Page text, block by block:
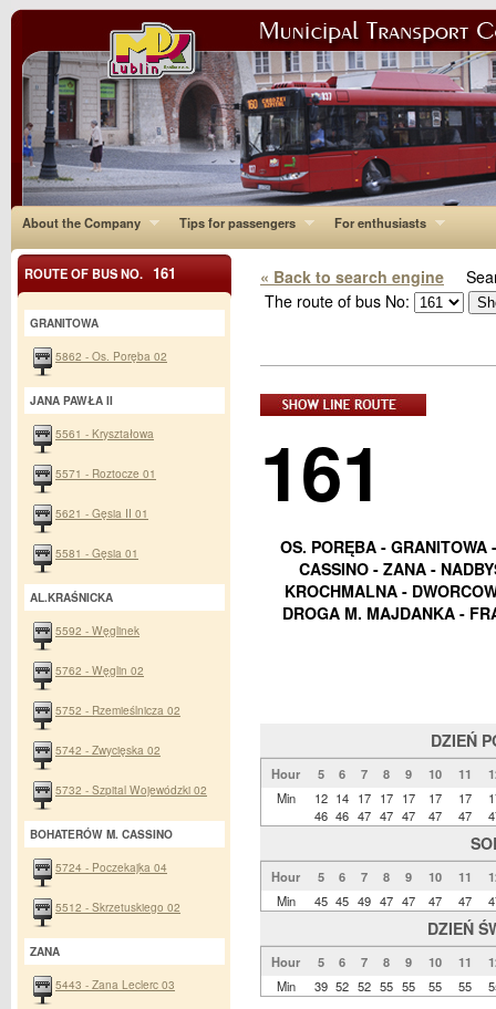
About the Company Tips for passengers For enthusiasts
« Back to search engine
The route of bus No:
161
OS. PORĘBA -
CASSINO - ZANA -
KROCHMALNA -
DROGA M. MAJDANKA -
DZIEŃ
Hour 5 6 7 8 9 10 11
Min
12
46
14
46
17
47
17
47
17
47
17
47
17
47
Hour 5 6 7 8 9 10 11
Min
45 45 49 47 47 47 47
DZIEŃ
Hour 5 6 7 8 9 10 11
Min
39 52 52 55 55 55 55
ROUTE OF BUS NO. 161
GRANITOWA
5862 - Os. Poręba 02
JANA PAWŁA II
5561 - Kryształowa
5571 - Roztocze 01
5621 - Gęsia II 01
5581 - Gęsia 01
AL.KRAŚNICKA
5592 - Węglinek
5762 - Węglin 02
5752 - Rzemieślnicza 02
5742 - Zwycięska 02
5732 - Szpital Wojewódzki 02
BOHATERÓW M. CASSINO
5724 - Poczekajka 04
5512 - Skrzetuskiego 02
ZANA
5443 - Zana Leclerc 03